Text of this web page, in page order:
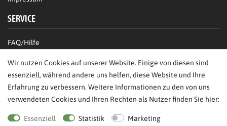
SERVICE
FAQ/Hilfe
Datenschutz
AGB
Bestellung widerrufen
Wir nutzen Cookies auf unserer Website. Einige von diesen sind
essenziell, während andere uns helfen, diese Website und Ihre
Erfahrung zu verbessern. Weitere Informationen zu den von uns
verwendeten Cookies und Ihren Rechten als Nutzer finden Sie hier:
Essenziell Statistik Marketing